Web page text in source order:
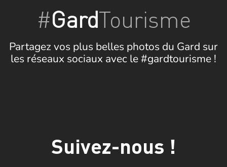
#GardTourisme
Partagez vos plus belles photos du Gard sur
les réseaux sociaux avec le #gardtourisme !
Suivez-nous !